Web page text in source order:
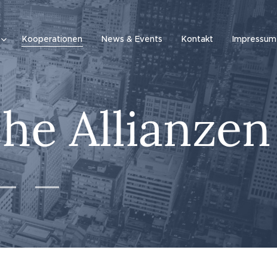
Kooperationen News & Events Kontakt Impressum
Allianzen